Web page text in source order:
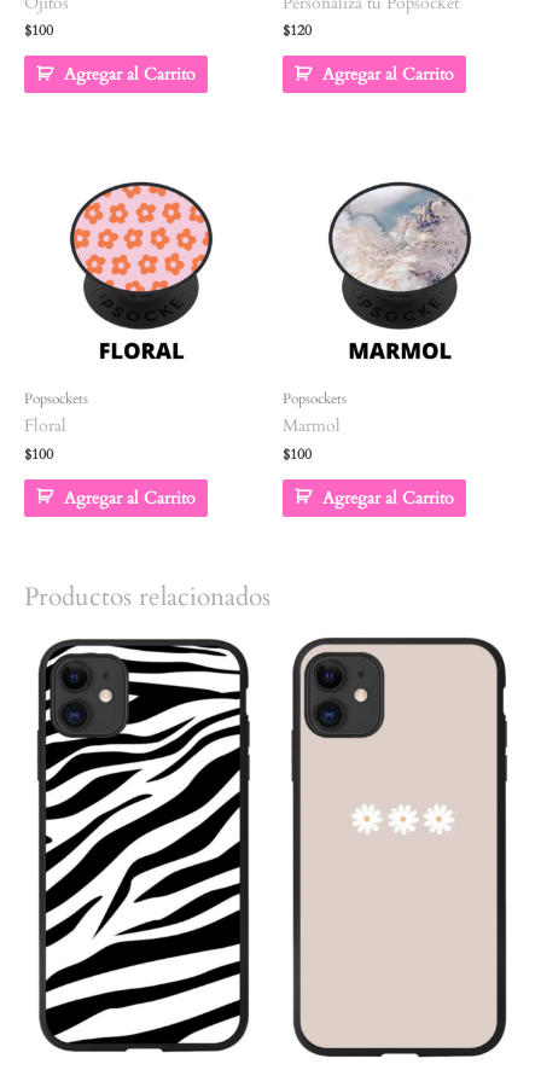
$100
Agregar al Carrito
$120
Agregar al Carrito
Popsockets
Floral
$100
Agregar al Carrito
Popsockets
Marmol
$100
Agregar al Carrito
Productos relacionados